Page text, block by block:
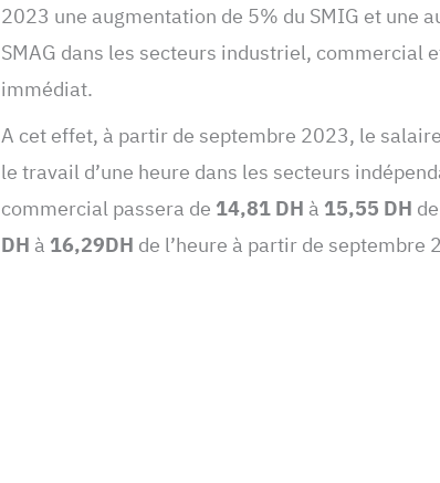
2023 une augmentation de 5% du SMIG et une
SMAG dans les secteurs industriel, commercial
immédiat.
A cet effet, à partir de septembre 2023, le
le travail d’une heure dans les secteurs
commercial passera de 14,81 DH à 15,55 DH
DH à 16,29DH de l’heure à partir de septembre